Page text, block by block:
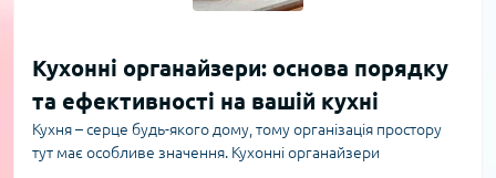
Кухонні органайзери: основа порядку
та ефективності на вашій кухні
Кухня – серце будь-якого дому, тому організація простору
тут має особливе значення. Кухонні органайзери